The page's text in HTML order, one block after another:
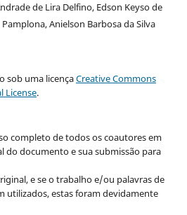
de Lira Delfino, Edson Keyso de
Anielson Barbosa da Silva
sob uma licençaCreative Commons
License.
completo de todos os coautores em
do documento e sua submissão para
e se o trabalho e/ou palavras de
utilizados, estas foram devidamente